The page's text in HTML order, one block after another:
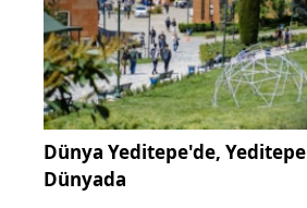
Dünya Yeditepe'de, Yeditepe
Dünyada